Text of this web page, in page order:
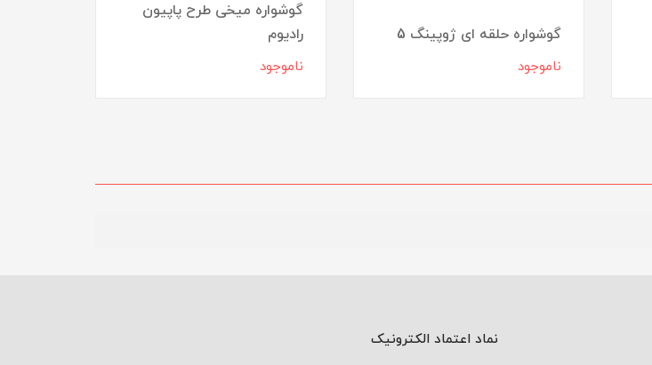
گوشواره حلقه ای ژوپینگ 5
ناموجود
گوشواره میخی طرح پاپیون
رادیوم
ناموجود
نماد اعتماد الکترونیک